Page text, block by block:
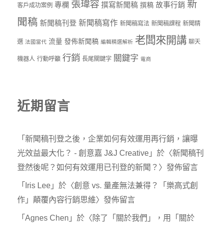
客戶成功案例 專欄 張瑋容 撰寫新聞稿 撰稿 故事行銷 新
聞稿 新聞稿刊登 新聞稿寫作 新聞稿寫法 新聞稿課程 新聞精
選 法國當代 流量 發佈新聞稿 編輯精選解析 老闆來開講 聊天
機器人 行動呼籲 行銷 長尾關鍵字 關鍵字 電商
近期留言
「 新聞稿刊登之後，企業如何有效運用再行銷，讓曝
光效益最大化？ - 創意嘉 J&J Creative 」於〈新聞稿刊
登然後呢？如何有效運用已刊登的新聞？ 〉發佈留言
「 Iris Lee 」於〈創意 vs. 量產無法兼得？「樂高式創
作」顛覆內容行銷思維〉發佈留言
「 Agnes Chen 」於〈 除了「關於我們」，用「關於